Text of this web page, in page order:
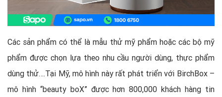
Các sản phẩm có thể là mẫu thử mỹ phẩm hoặc các bộ mỹ
phẩm được chọn lựa theo nhu cầu người dùng, thực phẩm
dùng thử….Tại Mỹ, mô hình này rất phát triển với BirchBox –
mô hình “beauty boX” được hơn 800,000 khách hàng tin